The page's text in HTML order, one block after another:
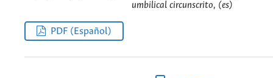
umbilical circunscrito, (es)
PDF (Español)